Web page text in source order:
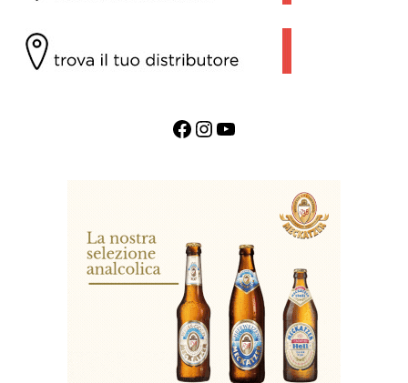
Facebook InstagramYouTube